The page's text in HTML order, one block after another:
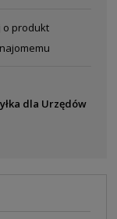
o produkt
dla Urzędów